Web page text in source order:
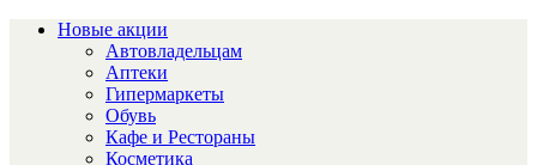
Новые акции
Автовладельцам
Аптеки
Гипермаркеты
Обувь
Кафе и Рестораны
Косметика